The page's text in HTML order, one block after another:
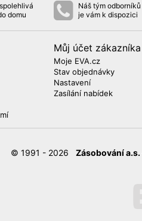
domu
Náš tým odborníků
je vám k dispozici
Můj účet zákazníka
Moje EVA.cz
Stav objednávky
Nastavení
Zasílání nabídek
© 1991 - 2026 Zásobování a.s.